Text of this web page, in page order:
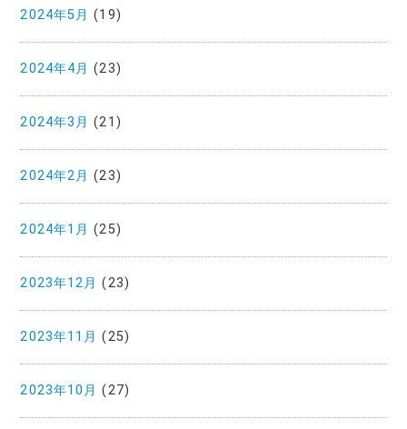
2024年5月 (19)
2024年4月 (23)
2024年3月 (21)
2024年2月 (23)
2024年1月 (25)
2023年12月 (23)
2023年11月 (25)
2023年10月 (27)